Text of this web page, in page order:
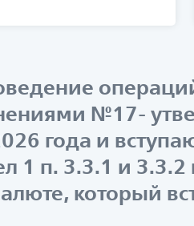
№17-
года и
1 п. 3.3.1 и
который